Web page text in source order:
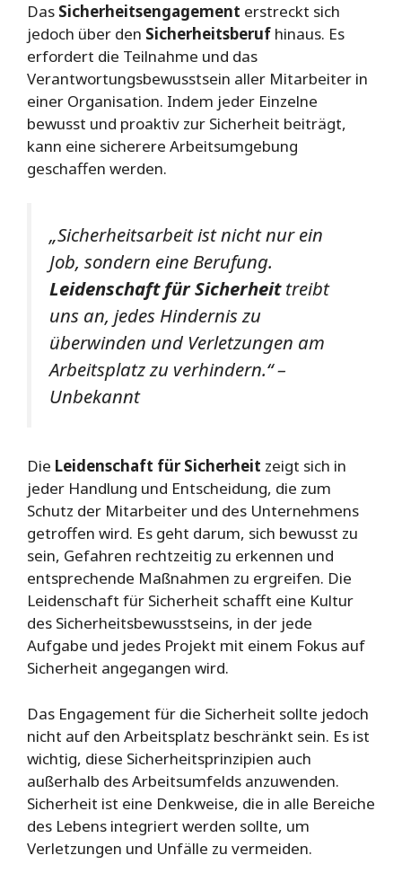
Das Sicherheitsengagement erstreckt sich
jedoch über den Sicherheitsberuf hinaus. Es
erfordert die Teilnahme und das
Verantwortungsbewusstsein aller Mitarbeiter in
einer Organisation. Indem jeder Einzelne
bewusst und proaktiv zur Sicherheit beiträgt,
kann eine sicherere Arbeitsumgebung
geschaffen werden.
„Sicherheitsarbeit ist nicht nur ein
Job, sondern eine Berufung.
Leidenschaft für Sicherheittreibt
uns an, jedes Hindernis zu
überwinden und Verletzungen am
Arbeitsplatz zu verhindern.“ –
Unbekannt
Die Leidenschaft für Sicherheit zeigt sich in
jeder Handlung und Entscheidung, die zum
Schutz der Mitarbeiter und des Unternehmens
getroffen wird. Es geht darum, sich bewusst zu
sein, Gefahren rechtzeitig zu erkennen und
entsprechende Maßnahmen zu ergreifen. Die
Leidenschaft für Sicherheit schafft eine Kultur
des Sicherheitsbewusstseins, in der jede
Aufgabe und jedes Projekt mit einem Fokus auf
Sicherheit angegangen wird.
Das Engagement für die Sicherheit sollte jedoch
nicht auf den Arbeitsplatz beschränkt sein. Es ist
wichtig, diese Sicherheitsprinzipien auch
außerhalb des Arbeitsumfelds anzuwenden.
Sicherheit ist eine Denkweise, die in alle Bereiche
des Lebens integriert werden sollte, um
Verletzungen und Unfälle zu vermeiden.